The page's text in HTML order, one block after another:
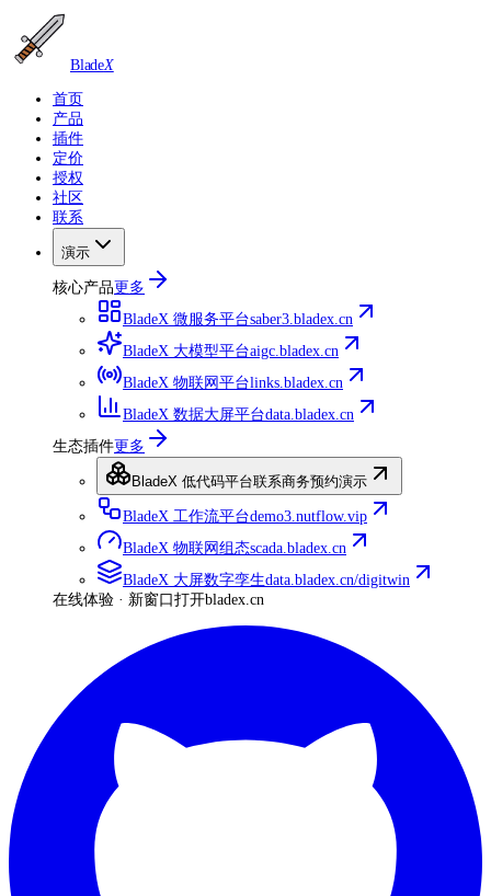
BladeX
首页
产品
插件
定价
授权
社区
联系
演示
核心产品更多
BladeX 微服务平台saber3.bladex.cn
BladeX 大模型平台aigc.bladex.cn
BladeX 物联网平台links.bladex.cn
BladeX 数据大屏平台data.bladex.cn
生态插件更多
BladeX 低代码平台联系商务预约演示
BladeX 工作流平台demo3.nutflow.vip
BladeX 物联网组态scada.bladex.cn
BladeX 大屏数字孪生data.bladex.cn/digitwin
在线体验 · 新窗口打开bladex.cn